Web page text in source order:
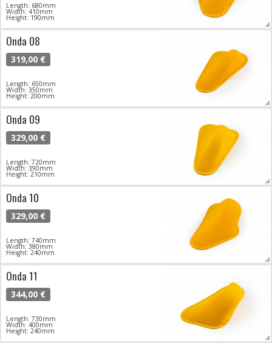
Length: 680mm
Width: 410mm
Height: 190mm
Onda 08
319,00 €
Length: 650mm
Width: 350mm
Height: 200mm
Onda 09
329,00 €
Length: 720mm
Width: 390mm
Height: 210mm
Onda 10
329,00 €
Length: 740mm
Width: 380mm
Height: 240mm
Onda 11
344,00 €
Length: 730mm
Width: 400mm
Height: 240mm